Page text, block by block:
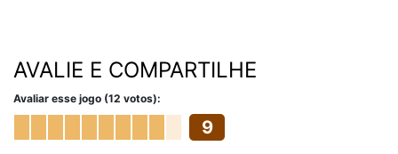
AVALIE E COMPARTILHE
Avaliar esse jogo (12 votos):
9